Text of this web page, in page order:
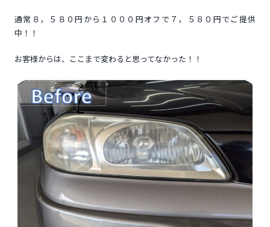
通常８，５８０円から１０００円オフで ７，５８０円でご提供
中！！
お客様からは、ここまで変わると思ってなかった！！